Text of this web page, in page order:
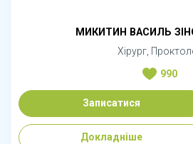
МИКИТИН ВАСИЛЬ
Хірург,
990
Записатися
Докладніше